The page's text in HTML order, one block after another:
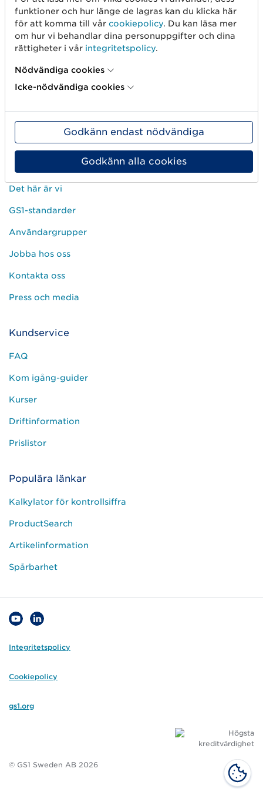
Skapa streckkod
Använd GLN
Sälj på marknadsplatser
Dela artikelinformation
Börja med spårbarhet
Det här är vi
GS1-standarder
Användargrupper
Jobba hos oss
Kontakta oss
Press och media
Kundservice
FAQ
Kom igång-guider
Kurser
Driftinformation
Prislistor
Populära länkar
Kalkylator för kontrollsiffra
ProductSearch
Artikelinformation
Spårbarhet
Integritetspolicy
Cookiepolicy
gs1.org
© GS1 Sweden AB 2026
funktioner och hur länge de lagras kan du klicka här
för att komma till vår cookiepolicy. Du kan läsa mer
om hur vi behandlar dina personuppgifter och dina
rättigheter i vår integritetspolicy.
Nödvändiga cookies
Icke-nödvändiga cookies
Godkänn endast nödvändiga
Godkänn alla cookies